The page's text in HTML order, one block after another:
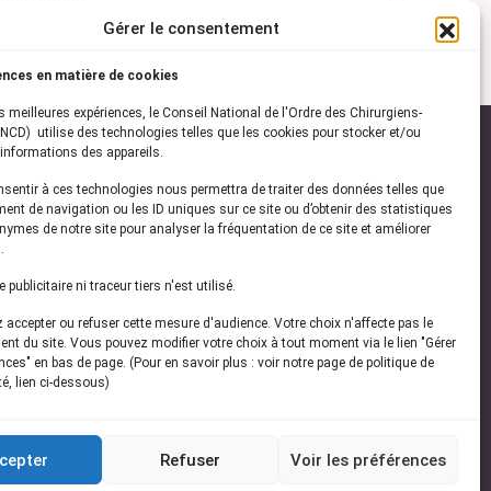
Gérer le consentement
en matière de cookies
meilleures expériences, le Conseil National de l'Ordre des Chirurgiens-
utilise des technologies telles que les cookies pour stocker et/ou
des appareils.
à ces technologies nous permettra de traiter des données telles que
de navigation ou les ID uniques sur ce site ou d’obtenir des statistiques
de notre site pour analyser la fréquentation de ce site et améliorer
publicitaire ni traceur tiers n'est utilisé.
accepter ou refuser cette mesure d'audience. Votre choix n'affecte pas le
du site. Vous pouvez modifier votre choix à tout moment via le lien "Gérer
en bas de page. (Pour en savoir plus : voir notre page de politique de
lien ci-dessous)
Refuser Voir les préférences
vous à notrenewsletter
les dernières actualités de l'ONCD